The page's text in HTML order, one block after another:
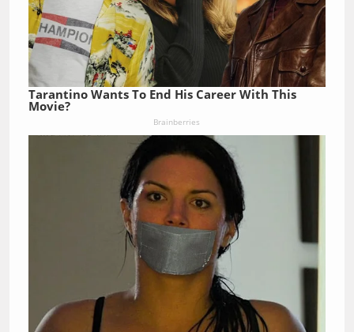
Tarantino Wants To End His Career With This
Movie?
Brainberries